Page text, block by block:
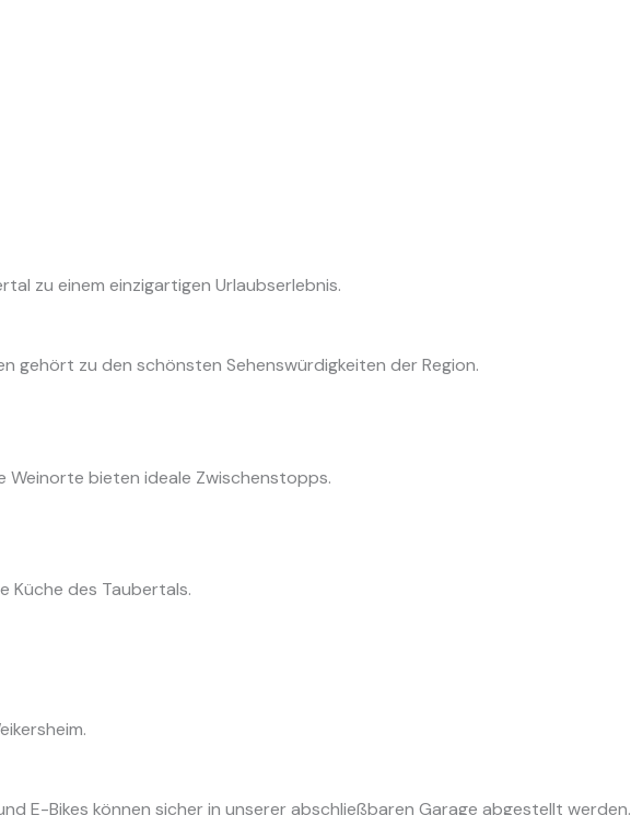
zu einem einzigartigen Urlaubserlebnis.
gehört zu den schönsten Sehenswürdigkeiten der Region.
Weinorte bieten ideale Zwischenstopps.
Küche des Taubertals.
E-Bikes können sicher in unserer abschließbaren Garage abgestellt werden.